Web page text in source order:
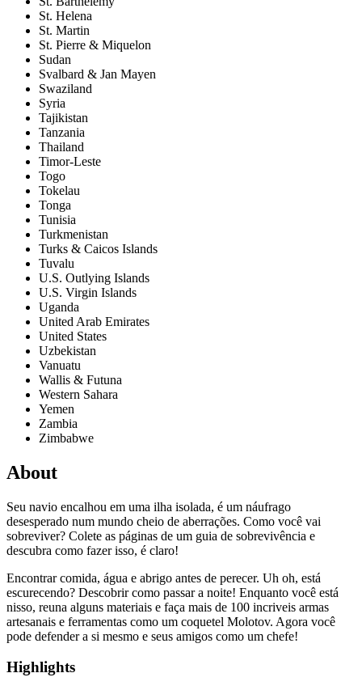
St. Helena
St. Martin
St. Pierre & Miquelon
Sudan
Svalbard & Jan Mayen
Swaziland
Syria
Tajikistan
Tanzania
Thailand
Timor-Leste
Togo
Tokelau
Tonga
Tunisia
Turkmenistan
Turks & Caicos Islands
Tuvalu
U.S. Outlying Islands
U.S. Virgin Islands
Uganda
United Arab Emirates
United States
Uzbekistan
Vanuatu
Wallis & Futuna
Western Sahara
Yemen
Zambia
Zimbabwe
About
Seu navio encalhou em uma ilha isolada, é um náufrago
desesperado num mundo cheio de aberrações. Como você vai
sobreviver? Colete as páginas de um guia de sobrevivência e
descubra como fazer isso, é claro!
Encontrar comida, água e abrigo antes de perecer. Uh oh, está
escurecendo? Descobrir como passar a noite! Enquanto você está
nisso, reuna alguns materiais e faça mais de 100 incriveis armas
artesanais e ferramentas como um coquetel Molotov. Agora você
pode defender a si mesmo e seus amigos como um chefe!
Highlights